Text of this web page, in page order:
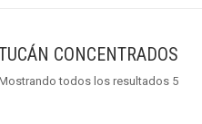
CONCENTRADOS
todos los resultados 5